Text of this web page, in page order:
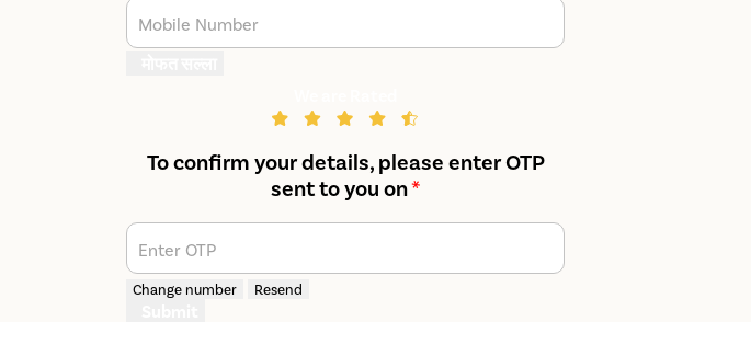
Mobile Number
To confirm your details, please enter OTP
sent to you on*
Enter OTP
Change number Resend